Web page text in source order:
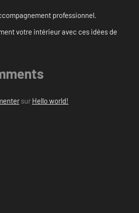
professionnel.
votre intérieur avec ces idées de
sur Hello world!